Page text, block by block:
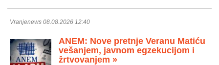
Vranjenews 08.08.2026 12:40
ANEM: Nove pretnje Veranu Matiću
vešanjem, javnom egzekucijom i
žrtvovanjem »